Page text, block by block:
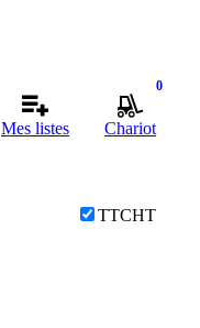
Mes listes
0
Chariot
TTCHT